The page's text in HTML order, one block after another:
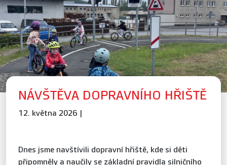
NÁVŠTĚVA DOPRAVNÍHO HŘIŠTĚ
12. května 2026 |
Dnes jsme navštívili dopravní hřiště, kde si děti
připomněly a naučily se základní pravidla silničního